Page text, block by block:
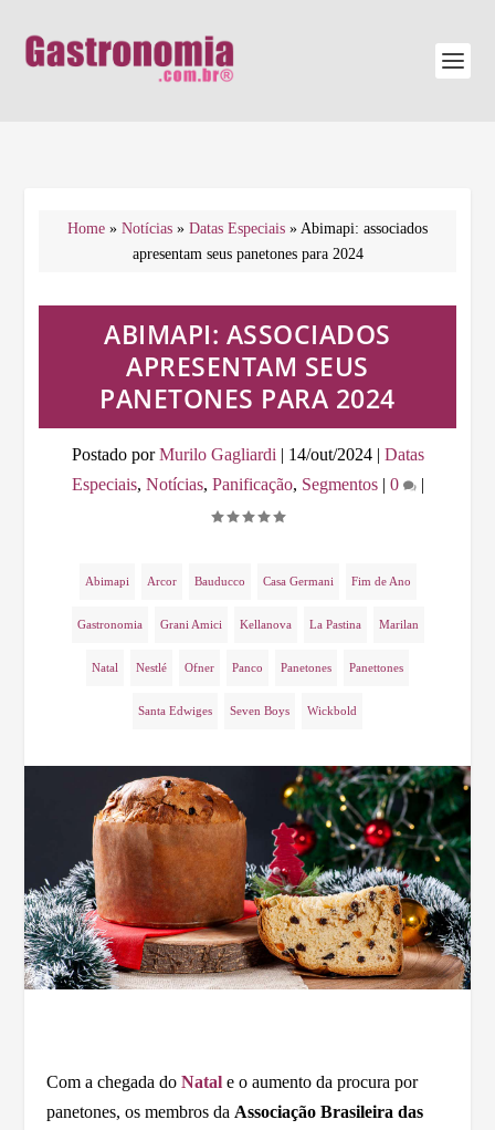
Home » Notícias » Datas Especiais » Abimapi: associados
apresentam seus panetones para 2024
ABIMAPI: ASSOCIADOS
APRESENTAM SEUS
PANETONES PARA 2024
Postado porMurilo Gagliardi | 14/out/2024| Datas
Especiais, Notícias, Panificação, Segmentos| 0 |
Abimapi Arcor Bauducco Casa Germani Fim de Ano
Gastronomia Grani Amici Kellanova La Pastina Marilan
Natal Nestlé Ofner Panco Panetones Panettones
Santa Edwiges Seven Boys Wickbold
Com a chegada doNatal e o aumento da procura por
panetones, os membros da Associação Brasileira das